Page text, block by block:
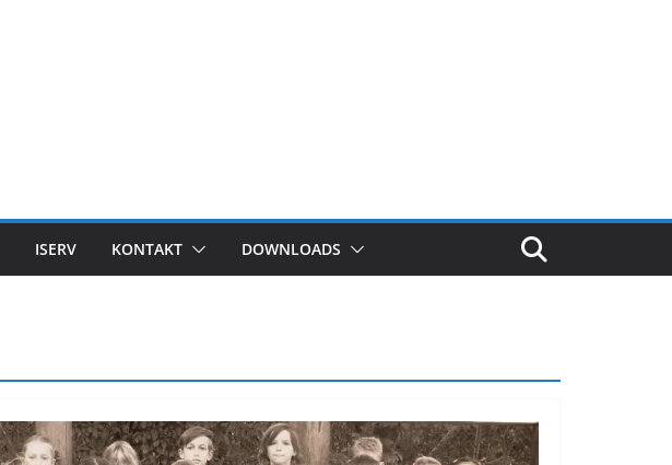
ISERV KONTAKT DOWNLOADS